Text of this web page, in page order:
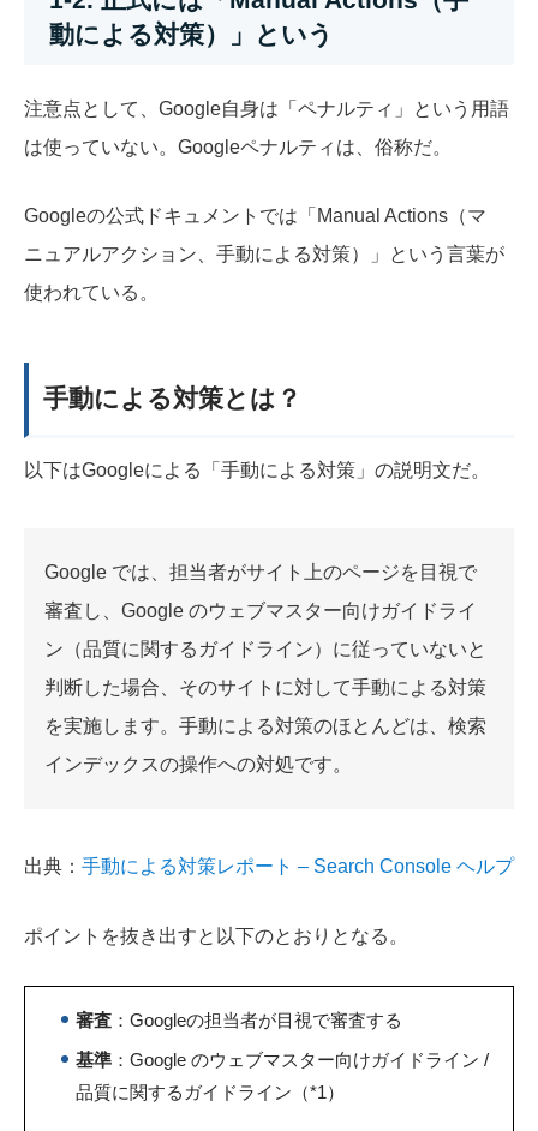
動による対策）」という
注意点として、Google自身は「ペナルティ」という用語
は使っていない。Googleペナルティは、俗称だ。
Googleの公式ドキュメントでは「Manual Actions（マ
ニュアルアクション、手動による対策）」という言葉が
使われている。
手動による対策とは？
以下はGoogleによる「手動による対策」の説明文だ。
Google では、担当者がサイト上のページを目視で
審査し、Google のウェブマスター向けガイドライ
ン（品質に関するガイドライン）に従っていないと
判断した場合、そのサイトに対して手動による対策
を実施します。手動による対策のほとんどは、検索
インデックスの操作への対処です。
出典： 手動による対策レポート – Search Console ヘルプ
ポイントを抜き出すと以下のとおりとなる。
審査 ：Googleの担当者が目視で審査する
基準 ：Google のウェブマスター向けガイドライン /
品質に関するガイドライン（*1）